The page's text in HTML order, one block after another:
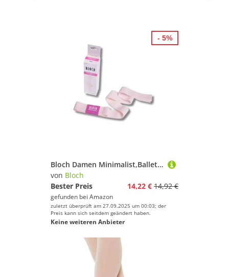
Bloch Damen Minimalist,Ballet Ballett-/Spitzenschuhe, durchscheinendes Stretchband, Pink, Einheitsgröße
von Bloch
Bester Preis
14,22 € 14,92 €
gefunden bei Amazon
zuletzt überprüft am 27.09.2025 um 00:03; der
Preis kann sich seitdem geändert haben.
Keine weiteren Anbieter
- 5%